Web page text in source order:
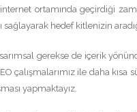
ortamında geçirdiği
sağlayarak hedef kitlenizin
gerekse de içerik
çalışmalarımız ile daha
yapmaktayız.